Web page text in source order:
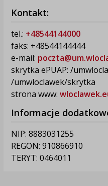
Kontakt:
tel.: +48544144000
faks: +48544144444
e-mail:
skrytka ePUAP: /
/umwloclawek/skrytka
strona www:
Informacje
NIP: 8883031255
REGON: 910866910
TERYT: 0464011